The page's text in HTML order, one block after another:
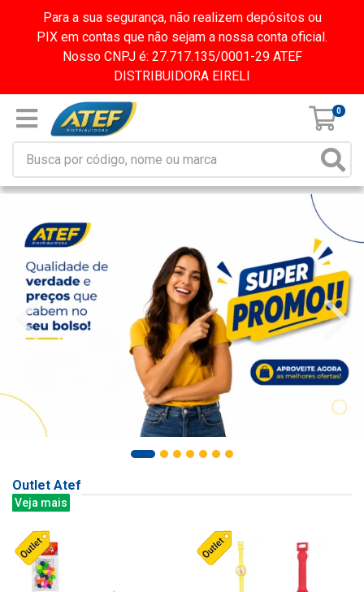
Para a sua segurança, não realizem depósitos ou
PIX em contas que não sejam a nossa conta oficial.
Nosso CNPJ é: 27.717.135/0001-29 ATEF
DISTRIBUIDORA EIRELI
0
Outlet Atef
Veja mais